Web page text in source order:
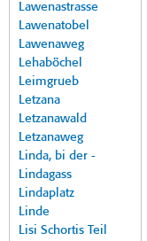
Lawenastrasse
Lawenatobel
Lawenaweg
Lehaböchel
Leimgrueb
Letzana
Letzanawald
Letzanaweg
Linda, bi der -
Lindagass
Lindaplatz
Linde
Lisi Schortis Teil